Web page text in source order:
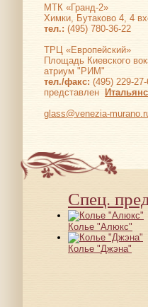
МТК «Гранд-2»
Химки, Бутаково 4, 4
тел.: (495) 780-36-22
ТРЦ «Европейский»
Площадь Киевского
атриум "РИМ"
тел./факс: (495) 229-
представлен
glass@venezia-
Спец.
Колье "Алюкс"
Колье "Джэна"